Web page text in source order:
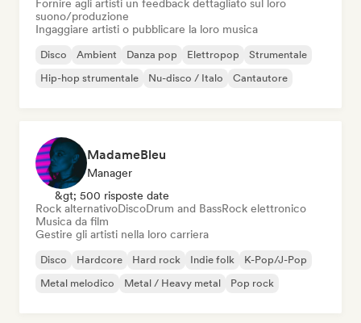
Fornire agli artisti un feedback dettagliato sul loro
suono/produzione
Ingaggiare artisti o pubblicare la loro musica
Disco Ambient Danza pop Elettropop
Strumentale
Hip-hop strumentale
Nu-disco / Italo Cantautore
MadameBleu
Manager
&gt; 500 risposte date
Rock alternativoDiscoDrum and BassRock elettronico
Musica da film
Gestire gli artisti nella loro carriera
Disco Hardcore Hard rock Indie folk
K-Pop/J-Pop
Metal melodico
Metal / Heavy metal Pop rock